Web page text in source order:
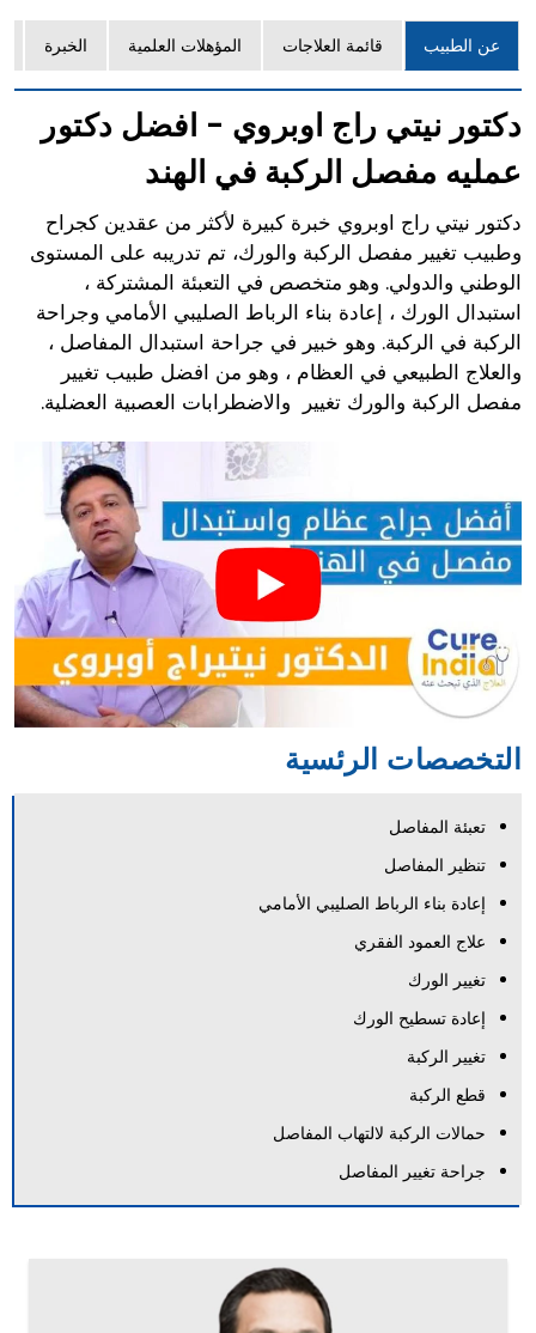
عن الطبيب قائمة العلاجات المؤهلات العلمية الخبرة
دكتور نيتي راج اوبروي - افضل دكتور
عمليه مفصل الركبة في الهند
دكتور نيتي راج اوبروي خبرة كبيرة لأكثر من عقدين كجراح
وطبيب تغيير مفصل الركبة والورك، تم تدريبه على المستوى
الوطني والدولي. وهو متخصص في التعبئة المشتركة ،
استبدال الورك ، إعادة بناء الرباط الصليبي الأمامي وجراحة
الركبة في الركبة. وهو خبير في جراحة استبدال المفاصل ،
والعلاج الطبيعي في العظام ، وهو من افضل طبيب تغيير
مفصل الركبة والورك تغيير والاضطرابات العصبية العضلية.
التخصصات الرئسية
تعبئة المفاصل
تنظير المفاصل
إعادة بناء الرباط الصليبي الأمامي
علاج العمود الفقري
تغيير الورك
إعادة تسطيح الورك
تغيير الركبة
قطع الركبة
حمالات الركبة لالتهاب المفاصل
جراحة تغيير المفاصل